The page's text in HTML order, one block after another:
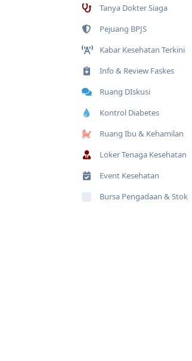
Tanya Dokter Siaga
Pejuang BPJS
Kabar Kesehatan Terkini
Info & Review Faskes
Ruang DIskusi
Kontrol Diabetes
Ruang Ibu & Kehamilan
Loker Tenaga Kesehatan
Event Kesehatan
Bursa Pengadaan & Stok